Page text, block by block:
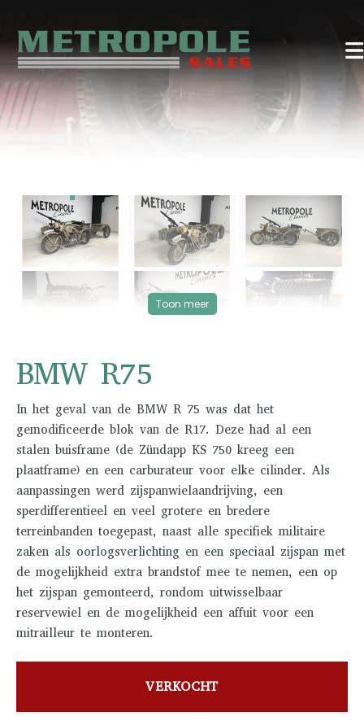
VERKOCHT
‹ ›
Toon meer
BMW R75
In het geval van de BMW R 75 was dat het
gemodificeerde blok van de R17. Deze had al een
stalen buisframe (de Zündapp KS 750 kreeg een
plaatframe) en een carburateur voor elke cilinder. Als
aanpassingen werd zijspanwielaandrijving, een
sperdifferentieel en veel grotere en bredere
terreinbanden toegepast, naast alle specifiek militaire
zaken als oorlogsverlichting en een speciaal zijspan met
de mogelijkheid extra brandstof mee te nemen, een op
het zijspan gemonteerd, rondom uitwisselbaar
reservewiel en de mogelijkheid een affuit voor een
mitrailleur te monteren.
VERKOCHT